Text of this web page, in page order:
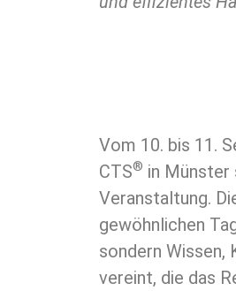
Vom 10. bis 11.
CTS® in Münster
Veranstaltung.
gewöhnlichen
sondern Wissen,
vereint, die das